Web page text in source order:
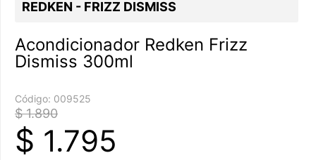
REDKEN - FRIZZ DISMISS
Acondicionador Redken Frizz
Dismiss 300ml
Código: 009525
$ 1.890
$ 1.795